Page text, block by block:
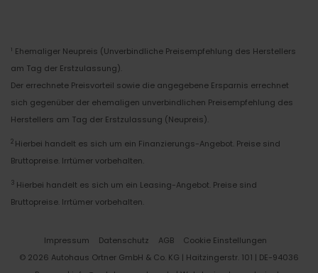
1 Ehemaliger Neupreis (Unverbindliche Preisempfehlung des Herstellers
am Tag der Erstzulassung).
Der errechnete Preisvorteil sowie die angegebene Ersparnis errechnet
sich gegenüber der ehemaligen unverbindlichen Preisempfehlung des
Herstellers am Tag der Erstzulassung (Neupreis).
2 Hierbei handelt es sich um ein Finanzierungs-Angebot. Preise sind
Bruttopreise. Irrtümer vorbehalten.
3 Hierbei handelt es sich um ein Leasing-Angebot. Preise sind
Bruttopreise. Irrtümer vorbehalten.
Impressum Datenschutz AGB
Cookie Einstellungen
© 2026 Autohaus Ortner GmbH & Co. KG | Haitzingerstr. 101 | DE-94036